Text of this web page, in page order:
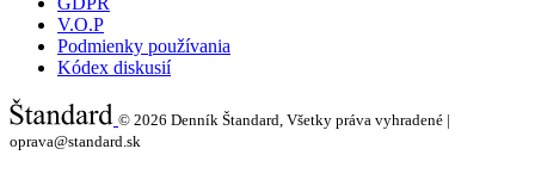
V.O.P
Podmienky používania
Kódex diskusií
© 2026 Denník Štandard, Všetky práva vyhradené |
oprava@standard.sk